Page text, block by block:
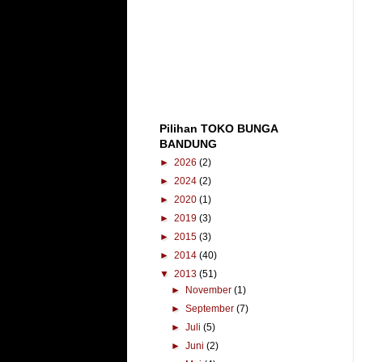
Pilihan TOKO BUNGA
BANDUNG
► 2026 (2)
► 2024 (2)
► 2020 (1)
► 2019 (3)
► 2015 (3)
► 2014 (40)
▼ 2013 (51)
► November(1)
►September(7)
►Juli(5)
►Juni(2)